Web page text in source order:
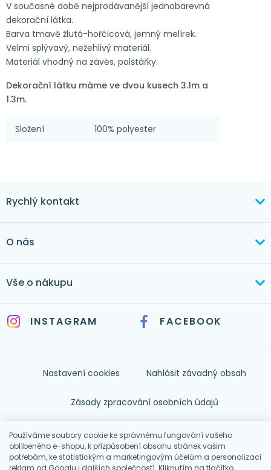
V současné době nejprodávanější jednobarevná
dekorační látka.
Barva tmavě žlutá-hořčicová, jemný melírek.
Velmi splývavý, nežehlivý materiál.
Materiál vhodný na závěs, polštářky.
Dekorační látku máme ve dvou kusech 3.1m a
1.3m.
Složení 100% polyester
Rychlý kontakt
+420 771 144 779
info@byt-tex.cz
O nás
Služby
Vše o nákupu
INSTAGRAM FACEBOOK
Nastavení cookies Nahlásit závadný obsah
Zásady zpracování osobních údajů
Souhlas se zpracováním osobních údajů
Obchodní podmínky
Používáme soubory cookie ke správnému fungování vašeho
oblíbeného e-shopu, k přizpůsobení obsahu stránek vašim
potřebám, ke statistickým a marketingovým účelům a personalizaci
reklam od Googlu i dalších společností. Kliknutím na tlačítko